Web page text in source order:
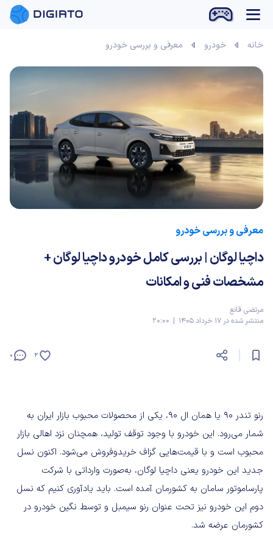
بازی آنلاین
خانه خودرو معرفی و بررسی خودرو
معرفی و بررسی خودرو
داچیا لوگان | بررسی کامل خودرو داچیا لوگان +
مشخصات فنی و امکانات
مرتضی قانع
منتشر شده در 17 خرداد 1405 | 20:00
0 2
رنو تندر ۹۰ یا همان ال ۹۰، یکی از محصولات محبوب بازار ایران به
شمار می‌رود. این خودرو با وجود توقف تولید، همچنان نزد اهالی بازار
محبوب است و با قیمت‌هایی گزاف خریدوفروش می‌شود. اکنون نسل
جدید این خودرو یعنی داچیا لوگان، به‌صورت وارداتی با شرکت
پارساموتور سامان به کشورمان آمده است. باید یادآوری کنیم که نسل
دوم این خودرو نیز تحت عنوان رنو سیمبل و توسط نگین خودرو در
کشورمان عرضه شد.